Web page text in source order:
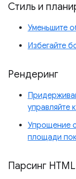
Стиль и
Уменьшите
Избегайте
Рендеринг
управляйте
Упрощение
площади
Парсинг